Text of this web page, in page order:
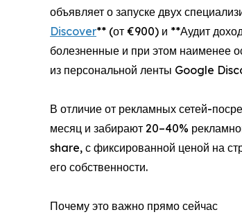
объявляет о запуске двух
Discover** (от €900) и **Аудит
болезненные и при этом наименее
из персональной ленты Google
В отличие от рекламных сетей-
месяц и забирают 20–40%
share, с фиксированной ценой на
его собственности.
Почему это важно прямо сейчас